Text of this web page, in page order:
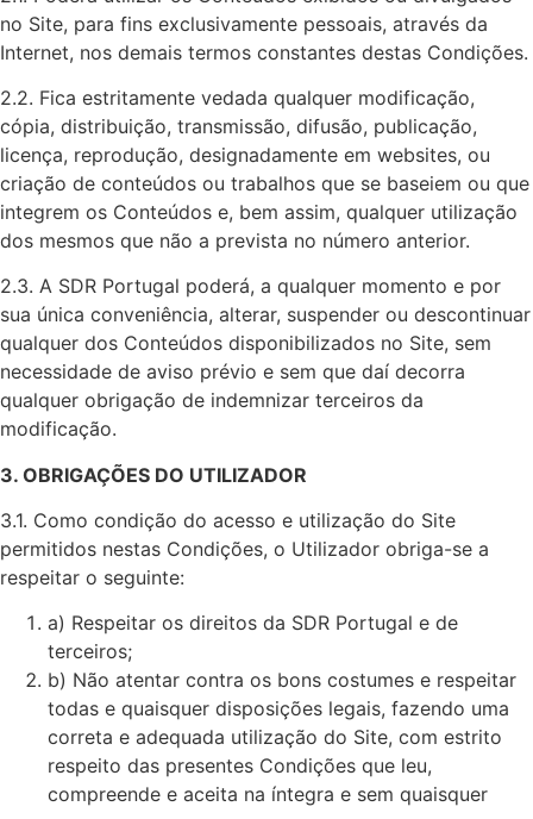
no Site, para fins exclusivamente pessoais, através da
Internet, nos demais termos constantes destas Condições.
2.2. Fica estritamente vedada qualquer modificação,
cópia, distribuição, transmissão, difusão, publicação,
licença, reprodução, designadamente em websites, ou
criação de conteúdos ou trabalhos que se baseiem ou que
integrem os Conteúdos e, bem assim, qualquer utilização
dos mesmos que não a prevista no número anterior.
2.3. A SDR Portugal poderá, a qualquer momento e por
sua única conveniência, alterar, suspender ou descontinuar
qualquer dos Conteúdos disponibilizados no Site, sem
necessidade de aviso prévio e sem que daí decorra
qualquer obrigação de indemnizar terceiros da
modificação.
3. OBRIGAÇÕES DO UTILIZADOR
3.1. Como condição do acesso e utilização do Site
permitidos nestas Condições, o Utilizador obriga-se a
respeitar o seguinte:
a) Respeitar os direitos da SDR Portugal e de
terceiros;
b) Não atentar contra os bons costumes e respeitar
todas e quaisquer disposições legais, fazendo uma
correta e adequada utilização do Site, com estrito
respeito das presentes Condições que leu,
compreende e aceita na íntegra e sem quaisquer